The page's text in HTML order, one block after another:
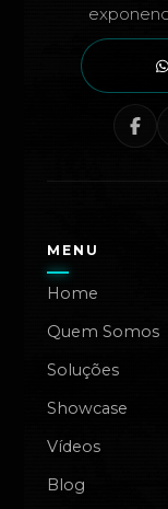
MENU
Home
Quem Somos
Soluções
Showcase
Vídeos
Blog